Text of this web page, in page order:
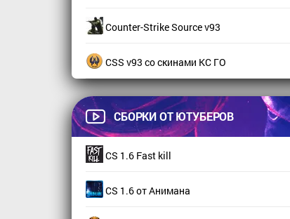
Counter-Strike Source v93
CSS v93 со скинами КС ГО
СБОРКИ ОТ ЮТУБЕРОВ
CS 1.6 Fast kill
CS 1.6 от Анимана